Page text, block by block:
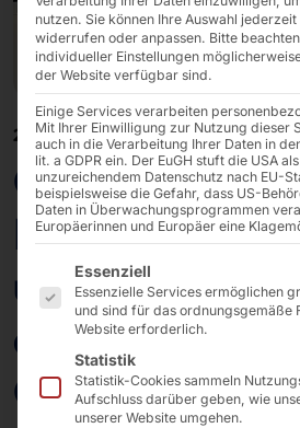
23/06/2025
OT-
Pyramid
und
abtis GmbH
Gateway
nutzen. Sie können Ihre Auswahl
widerrufen oder anpassen. Bitte
individueller Einstellungen
der Website verfügbar sind.
Einige Services verarbeiten
Mit Ihrer Einwilligung zur Nutzung dieser
auch in die Verarbeitung Ihrer Daten in
lit. a GDPR ein. Der EuGH stuft die USA
unzureichendem Datenschutz nach EU-
beispielsweise die Gefahr, dass US-
Daten in Überwachungsprogrammen
Europäerinnen und Europäer eine
Es folgt eine Liste der
Essenziell
Essenzielle Services ermöglichen
und sind für das ordnungsgemäße
Website erforderlich.
Statistik
Statistik-Cookies sammeln
Aufschluss darüber geben, wie
unserer Website umgehen.